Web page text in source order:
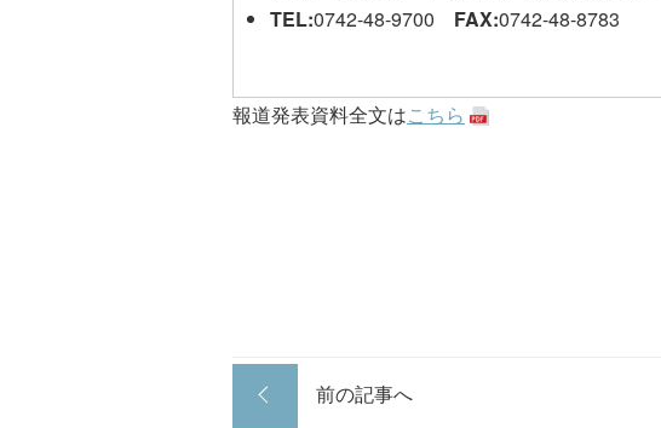
TEL:0742-48-9700 FAX:0742-48-8783
報道発表資料全文はこちら
前の記事へ